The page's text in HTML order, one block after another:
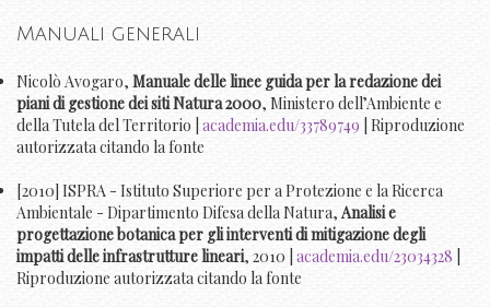
Manuali generali
Nicolò Avogaro, Manuale delle linee guida per la redazione dei
piani di gestione dei siti Natura 2000, Ministero dell’Ambiente e
della Tutela del Territorio | academia.edu/33789749 | Riproduzione
autorizzata citando la fonte
[2010] ISPRA - Istituto Superiore per a Protezione e la Ricerca
Ambientale - Dipartimento Difesa della Natura, Analisi e
progettazione botanica per gli interventi di mitigazione degli
impatti delle infrastrutture lineari, 2010 | academia.edu/23034328
Riproduzione autorizzata citando la fonte